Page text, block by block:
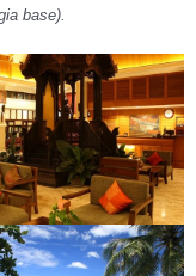
base).